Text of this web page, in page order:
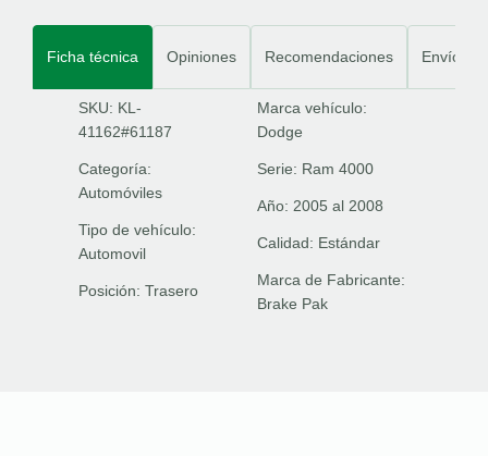
Ficha técnica Opiniones Recomendaciones Envíos
SKU: KL-
41162#61187
Categoría:
Automóviles
Tipo de vehículo:
Automovil
Posición: Trasero
Marca vehículo:
Dodge
Serie: Ram 4000
Año: 2005 al 2008
Calidad: Estándar
Marca de Fabricante:
Brake Pak